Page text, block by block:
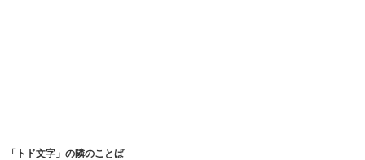
「トド文字」の隣のことば